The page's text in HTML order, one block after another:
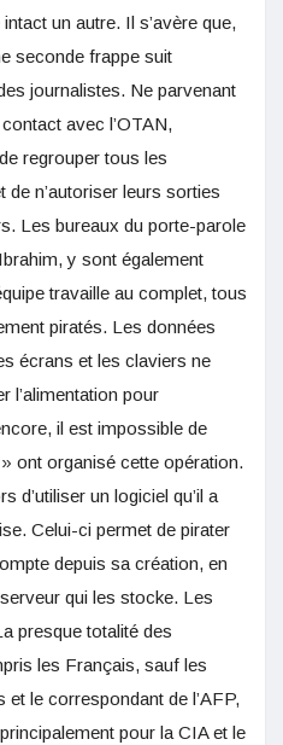
un autre. Il s’avère que,
seconde frappe suit
journalistes. Ne parvenant
avec l’OTAN,
regrouper tous les
de n’autoriser leurs sorties
Les bureaux du porte-parole
y sont également
travaille au complet, tous
piratés. Les données
écrans et les claviers ne
l’alimentation pour
il est impossible de
ont organisé cette opération.
d’utiliser un logiciel qu’il a
Celui-ci permet de pirater
depuis sa création, en
qui les stocke. Les
presque totalité des
les Français, sauf les
le correspondant de l’AFP,
pour la CIA et le